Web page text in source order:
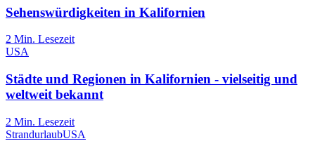
Sehenswürdigkeiten in Kalifornien
2 Min. Lesezeit
USA
Städte und Regionen in Kalifornien - vielseitig und
weltweit bekannt
2 Min. Lesezeit
StrandurlaubUSA